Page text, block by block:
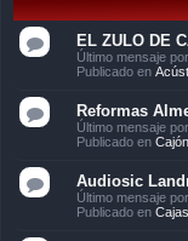
EL ZULO DE
Último mensaje por
Publicado en
Reformas
Último mensaje por
Publicado en
Audiosic
Último mensaje por
Publicado en Cajas